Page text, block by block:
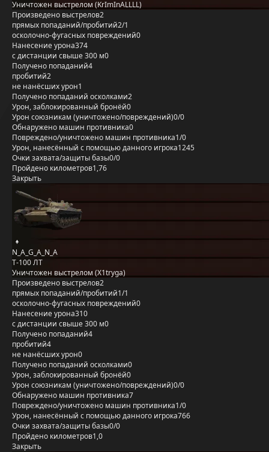
Уничтожен выстрелом (KrImInALLLL)
Произведено выстрелов2
прямых попаданий/пробитий2/1
осколочно-фугасных повреждений0
Нанесение урона374
с дистанции свыше 300 м0
Получено попаданий4
пробитий2
не нанёсших урон1
Получено попаданий осколками2
Урон, заблокированный бронёй0
Урон союзникам (уничтожено/повреждений)0/0
Обнаружено машин противника0
Повреждено/уничтожено машин противника1/0
Урон, нанесённый с помощью данного игрока1245
Очки захвата/защиты базы0/0
Пройдено километров1,76
Закрыть
N_A_G_A_N_A
Т-100 ЛТ
Уничтожен выстрелом (X1tryga)
Произведено выстрелов2
прямых попаданий/пробитий1/1
осколочно-фугасных повреждений0
Нанесение урона310
с дистанции свыше 300 м0
Получено попаданий4
пробитий4
не нанёсших урон0
Получено попаданий осколками0
Урон, заблокированный бронёй0
Урон союзникам (уничтожено/повреждений)0/0
Обнаружено машин противника7
Повреждено/уничтожено машин противника1/0
Урон, нанесённый с помощью данного игрока766
Очки захвата/защиты базы0/0
Пройдено километров1,0
Закрыть